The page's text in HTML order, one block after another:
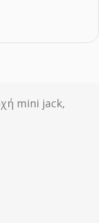
mini jack,